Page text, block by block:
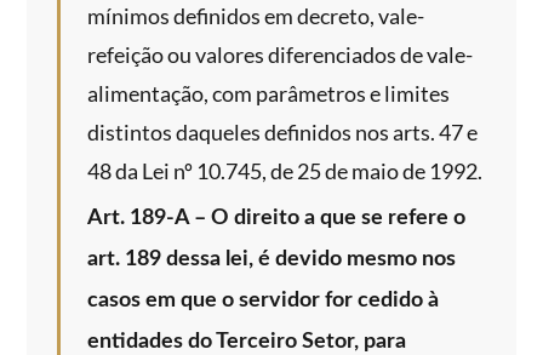
mínimos definidos em decreto, vale-
refeição ou valores diferenciados de vale-
alimentação, com parâmetros e limites
distintos daqueles definidos nos arts. 47 e
48 da Lei nº 10.745, de 25 de maio de 1992.
Art. 189-A – O direito a que se refere o
art. 189 dessa lei, é devido mesmo nos
casos em que o servidor for cedido à
entidades do Terceiro Setor, para